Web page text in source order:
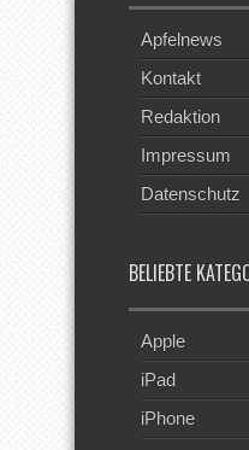
Apfelnews
Kontakt
Redaktion
Impressum
Datenschutz
BELIEBTE
Apple
iPad
iPhone